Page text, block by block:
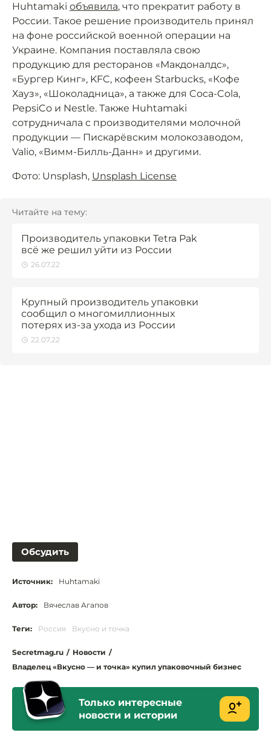
Huhtamaki объявила, что прекратит работу в
России. Такое решение производитель принял
на фоне российской военной операции на
Украине. Компания поставляла свою
продукцию для ресторанов «Макдоналдс»,
«Бургер Кинг», KFC, кофеен Starbucks, «Кофе
Хауз», «Шоколадница», а также для Coca-Cola,
PepsiCo и Nestle. Также Huhtamaki
сотрудничала с производителями молочной
продукции — Пискарёвским молокозаводом,
Valio, «Вимм-Билль-Данн» и другими.
Фото: Unsplash, Unsplash License
Читайте на тему:
Производитель упаковки Tetra Pak
всё же решил уйти из России
26.07.22
Крупный производитель упаковки
сообщил о многомиллионных
потерях из-за ухода из России
22.07.22
Обсудить
Источник: Huhtamaki
Автор: Вячеслав Агапов
Теги: Россия Вкусно и точка
Secretmag.ru / Новости /
Владелец «Вкусно — и точка» купил упаковочный бизнес
Только интересные
новости и истории